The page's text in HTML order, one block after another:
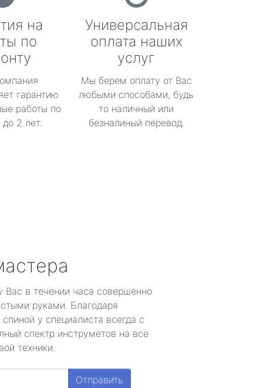
на
по
гарантию
работы по
2 лет.
Универсальная
оплата наших
услуг
Мы берем оплату от Вас
любыми способами, будь
то наличный или
безналиный перевод.
Вас в течении часа совершенно
руками. Благодаря
у специалиста всегда с
спектр инструметов на все
техники.
Отправить